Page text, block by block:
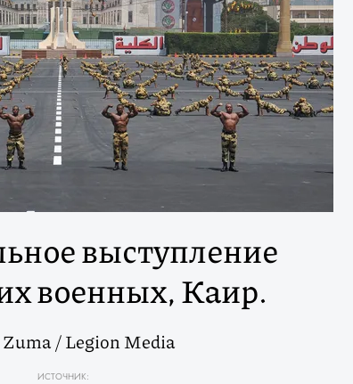
выступление
военных, Каир.
/ Legion Media
ИСТОЧНИК: